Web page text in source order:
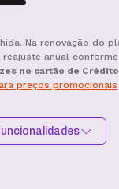
Na renovação do
anual
no cartão de
preços promocionais